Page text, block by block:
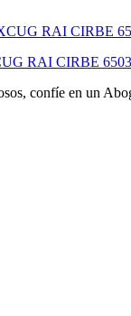
RAI CIRBE
confíe en un